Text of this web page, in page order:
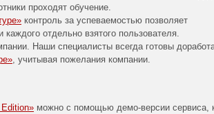
проходят обучение.
контроль за успеваемостью позволяет
отдельно взятого пользователя.
Наши специалисты всегда готовы
, учитывая пожелания компании.
можно с помощью демо-версии сервиса,